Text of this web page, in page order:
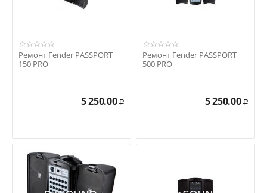
Ремонт Fender PASSPORT
150 PRO
5 250.00 Р
Ремонт Fender PASSPORT
500 PRO
5 250.00 Р